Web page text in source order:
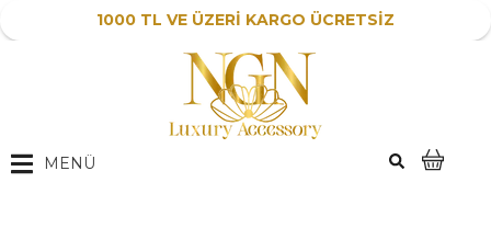
1000 TL VE ÜZERİ KARGO ÜCRETSİZ
MENÜ